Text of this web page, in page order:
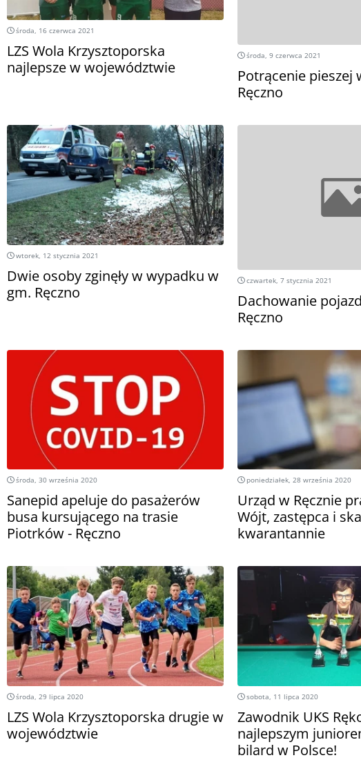
środa, 16 czerwca 2021
LZS Wola Krzysztoporska
najlepsze w województwie
środa, 9 czerwca 2021
Potrącenie pieszej
Ręczno
wtorek, 12 stycznia 2021
Dwie osoby zginęły w wypadku w
gm. Ręczno
czwartek, 7 stycznia 2021
Dachowanie
Ręczno
środa, 30 września 2020
Sanepid apeluje do pasażerów
busa kursującego na trasie
Piotrków - Ręczno
poniedziałek, 28 września 2020
Urząd w Ręcznie
Wójt, zastępca i
kwarantannie
środa, 29 lipca 2020
LZS Wola Krzysztoporska drugie w
województwie
sobota, 11 lipca 2020
Zawodnik UKS
najlepszym
bilard w Polsce!